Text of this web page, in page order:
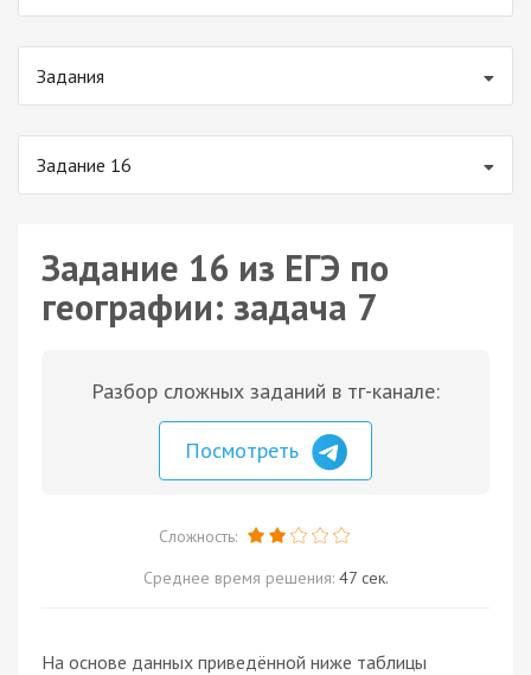
Задания
Задание 16
Задание 16 из ЕГЭ по
географии: задача 7
Разбор сложных заданий в тг-канале:
Посмотреть
Сложность:
Среднее время решения: 47 сек.
На основе данных приведённой ниже таблицы